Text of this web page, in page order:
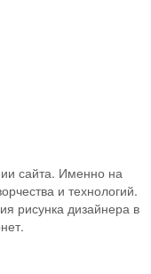
сайта. Именно на
и технологий.
рисунка дизайнера в